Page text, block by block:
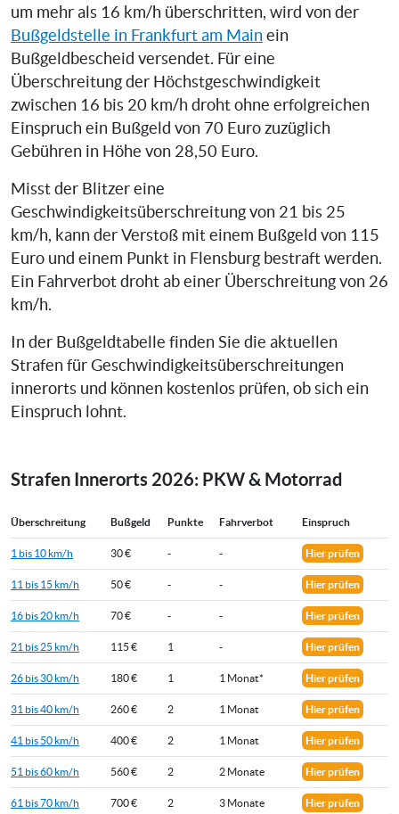
um mehr als 16 km/h überschritten, wird von der
Bußgeldstelle in Frankfurt am Main ein
Bußgeldbescheid versendet. Für eine
Überschreitung der Höchstgeschwindigkeit
zwischen 16 bis 20 km/h droht ohne erfolgreichen
Einspruch ein Bußgeld von 70 Euro zuzüglich
Gebühren in Höhe von 28,50 Euro.
Misst der Blitzer eine
Geschwindigkeitsüberschreitung von 21 bis 25
km/h, kann der Verstoß mit einem Bußgeld von 115
Euro und einem Punkt in Flensburg bestraft werden.
Ein Fahrverbot droht ab einer Überschreitung von 26
km/h.
In der Bußgeldtabelle finden Sie die aktuellen
Strafen für Geschwindigkeitsüberschreitungen
innerorts und können kostenlos prüfen, ob sich ein
Einspruch lohnt.
Strafen Innerorts 2026: PKW & Motorrad
Überschreitung Bußgeld Punkte Fahrverbot Einspruch
1 bis 10 km/h 30 € - - Hier prüfen
11 bis 15 km/h 50 € - - Hier prüfen
16 bis 20 km/h 70 € - - Hier prüfen
21 bis 25 km/h 115 € 1 - Hier prüfen
26 bis 30 km/h 180 € 1 1 Monat* Hier prüfen
31 bis 40 km/h 260 € 2 1 Monat Hier prüfen
41 bis 50 km/h 400 € 2 1 Monat Hier prüfen
51 bis 60 km/h 560 € 2 2 Monate Hier prüfen
61 bis 70 km/h 700 € 2 3 Monate Hier prüfen